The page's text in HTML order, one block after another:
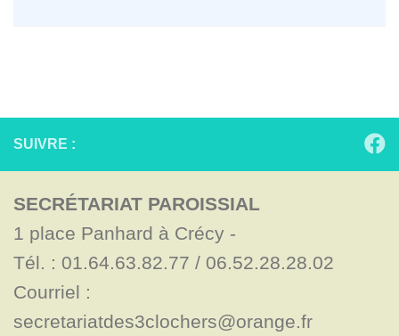
SUIVRE :
SECRÉTARIAT PAROISSIAL
1 place Panhard à Crécy -
Tél. : 01.64.63.82.77 / 06.52.28.28.02
Courriel :
secretariatdes3clochers@orange.fr